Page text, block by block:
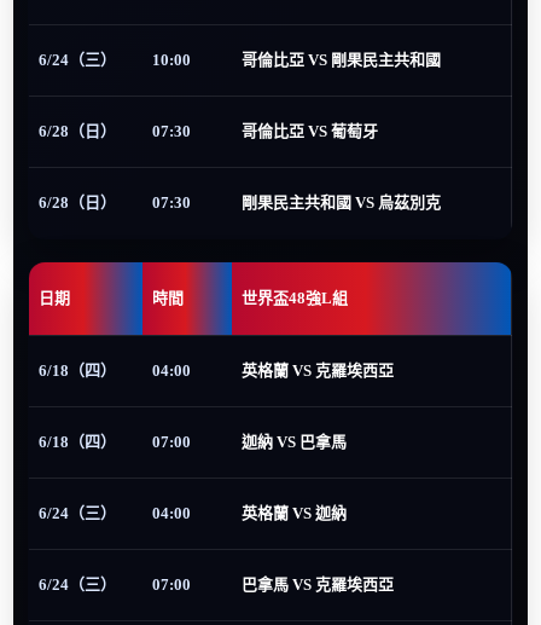
6/24（三） 10:00 哥倫比亞 VS 剛果民主共和國
6/28（日） 07:30 哥倫比亞 VS 葡萄牙
6/28（日） 07:30 剛果民主共和國 VS 烏茲別克
日期 時間 世界盃48強L組
6/18（四） 04:00 英格蘭 VS 克羅埃西亞
6/18（四） 07:00 迦納 VS 巴拿馬
6/24（三） 04:00 英格蘭 VS 迦納
6/24（三） 07:00 巴拿馬 VS 克羅埃西亞